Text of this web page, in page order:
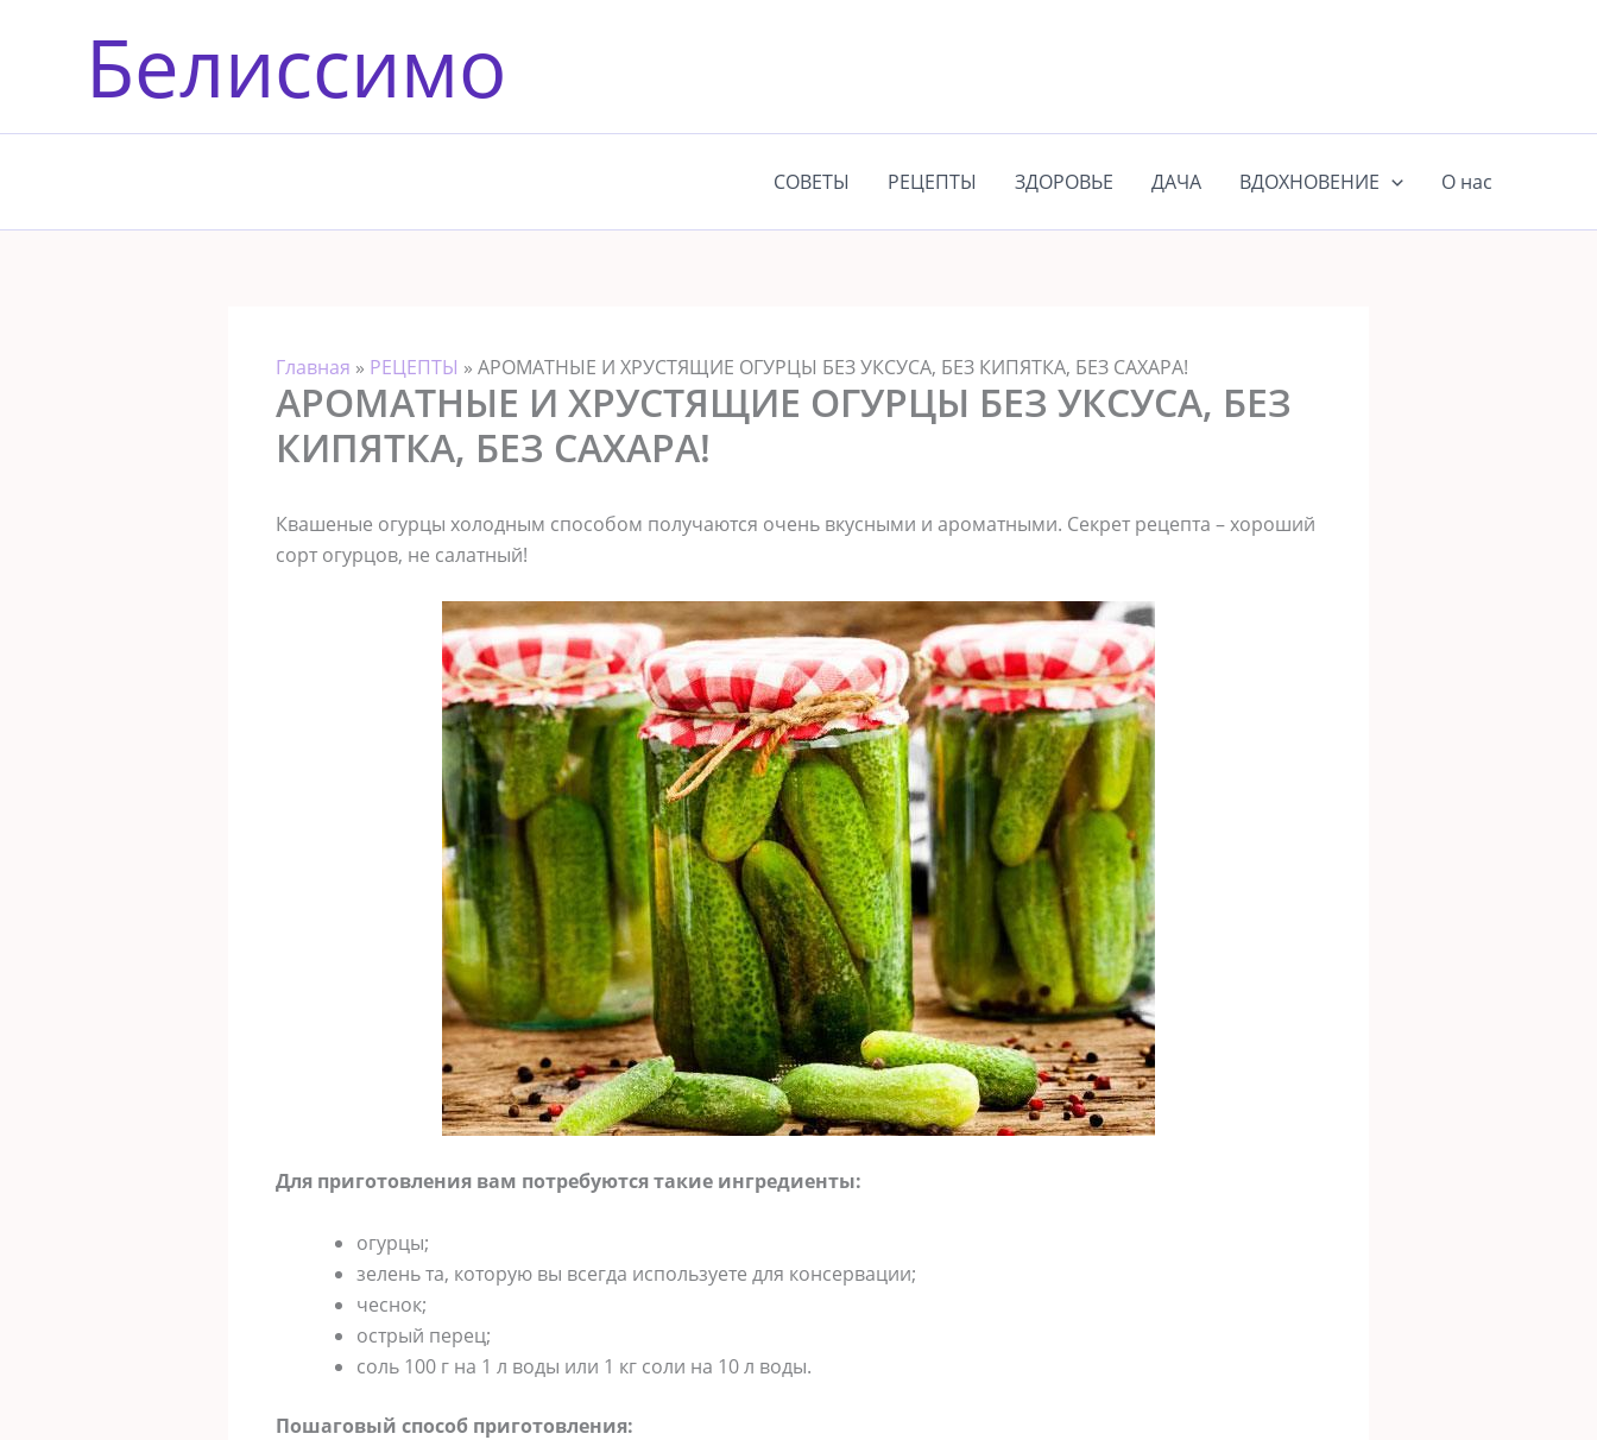
содержимомуБелиссимо
СОВЕТЫ РЕЦЕПТЫ ЗДОРОВЬЕ ДАЧА ВДОХНОВЕНИЕ О нас
Главная » РЕЦЕПТЫ » АРОМАТНЫЕ И ХРУСТЯЩИЕ ОГУРЦЫ БЕЗ УКСУСА, БЕЗ КИПЯТКА, БЕЗ САХАРА!
АРОМАТНЫЕ И ХРУСТЯЩИЕ ОГУРЦЫ БЕЗ УКСУСА, БЕЗ
КИПЯТКА, БЕЗ САХАРА!
Квашеные огурцы холодным способом получаются очень вкусными и ароматными. Секрет рецепта – хороший
сорт огурцов, не салатный!
Для приготовления вам потребуются такие ингредиенты:
огурцы;
зелень та, которую вы всегда используете для консервации;
чеснок;
острый перец;
соль 100 г на 1 л воды или 1 кг соли на 10 л воды.
Пошаговый способ приготовления: